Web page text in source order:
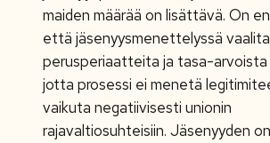
maiden määrää on lisättävä. On
että jäsenyysmenettelyssä
perusperiaatteita ja tasa-arvoista
jotta prosessi ei menetä
vaikuta negatiivisesti unionin
rajavaltiosuhteisiin. Jäsenyyden on